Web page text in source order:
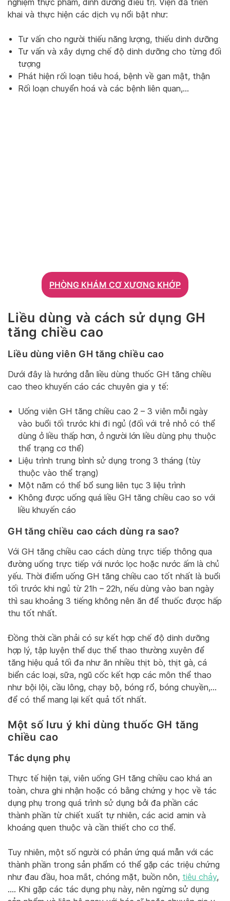
nghiệm thực phẩm, dinh dưỡng điều trị. Viện đã triển
khai và thực hiện các dịch vụ nổi bật như:
Tư vấn cho người thiếu năng lượng, thiếu dinh dưỡng
Tư vấn và xây dựng chế độ dinh dưỡng cho từng đối
tượng
Phát hiện rối loạn tiêu hoá, bệnh về gan mật, thận
Rối loạn chuyển hoá và các bệnh liên quan,…
PHÒNG KHÁM CƠ XƯƠNG KHỚP
Liều dùng và cách sử dụng GH
tăng chiều cao
Liều dùng viên GH tăng chiều cao
Dưới đây là hướng dẫn liều dùng thuốc GH tăng chiều
cao theo khuyến cáo các chuyên gia y tế:
Uống viên GH tăng chiều cao 2 – 3 viên mỗi ngày
vào buổi tối trước khi đi ngủ (đối với trẻ nhỏ có thể
dùng ở liều thấp hơn, ở người lớn liều dùng phụ thuộc
thể trạng cơ thể)
Liệu trình trung bình sử dụng trong 3 tháng (tùy
thuộc vào thể trạng)
Một năm có thể bổ sung liên tục 3 liệu trình
Không được uống quá liều GH tăng chiều cao so với
liều khuyến cáo
GH tăng chiều cao cách dùng ra sao?
Với GH tăng chiều cao cách dùng trực tiếp thông qua
đường uống trực tiếp với nước lọc hoặc nước ấm là chủ
yếu. Thời điểm uống GH tăng chiều cao tốt nhất là buổi
tối trước khi ngủ từ 21h – 22h, nếu dùng vào ban ngày
thì sau khoảng 3 tiếng không nên ăn để thuốc được hấp
thu tốt nhất.
Đồng thời cần phải có sự kết hợp chế độ dinh dưỡng
hợp lý, tập luyện thể dục thể thao thường xuyên để
tăng hiệu quả tối đa như ăn nhiều thịt bò, thịt gà, cá
biển các loại, sữa, ngũ cốc kết hợp các môn thể thao
như bội lội, cầu lông, chạy bộ, bóng rổ, bóng chuyền,…
để có thể mang lại kết quả tốt nhất.
Một số lưu ý khi dùng thuốc GH tăng
chiều cao
Tác dụng phụ
Thực tế hiện tại, viên uống GH tăng chiều cao khá an
toàn, chưa ghi nhận hoặc có bằng chứng y học về tác
dụng phụ trong quá trình sử dụng bởi đa phần các
thành phần từ chiết xuất tự nhiên, các acid amin và
khoáng quen thuộc và cần thiết cho cơ thể.
Tuy nhiên, một số người có phản ứng quá mẫn với các
thành phần trong sản phẩm có thể gặp các triệu chứng
như đau đầu, hoa mắt, chóng mặt, buồn nôn, tiêu chảy,
…. Khi gặp các tác dụng phụ này, nên ngừng sử dụng